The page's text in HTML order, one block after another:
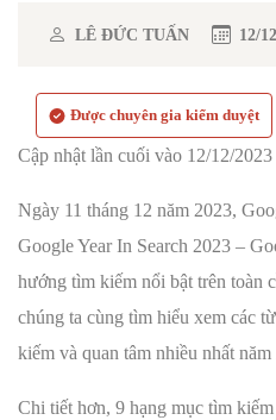
LÊ ĐỨC TUẤN 12/
Được chuyên gia kiểm duyệt
Cập nhật lần cuối vào 12/12/2023
Ngày 11 tháng 12 năm 2023,
Google Year In Search 2023 –
hướng tìm kiếm nổi bật trên toàn
chúng ta cùng tìm hiểu xem các
kiếm và quan tâm nhiều nhất năm
Chi tiết hơn, 9 hạng mục tìm